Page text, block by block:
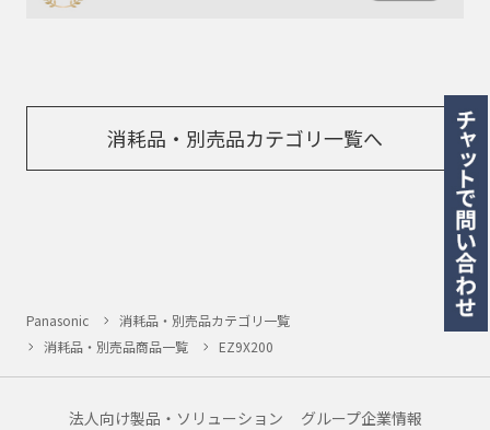
消耗品・別売品カテゴリ一覧へ
Panasonic
消耗品・別売品カテゴリ一覧
消耗品・別売品商品一覧
EZ9X200
法人向け製品・ソリューション グループ企業情報